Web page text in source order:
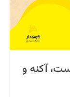
آکنه و